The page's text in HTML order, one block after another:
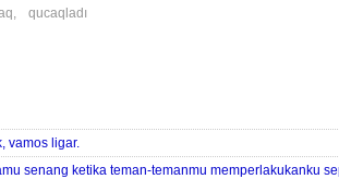
, qucaqladı
vamos ligar.
senang ketika teman-temanmu memperlakukanku